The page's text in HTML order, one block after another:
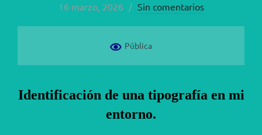
16 marzo, 2026 Sin comentarios
Pública
Identificación de una tipografía en mi
entorno.